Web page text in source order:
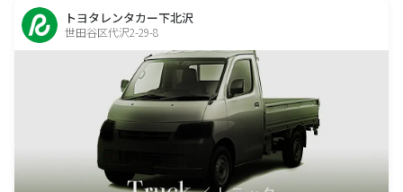
トヨタレンタカー下北沢
世田谷区代沢2-29-8